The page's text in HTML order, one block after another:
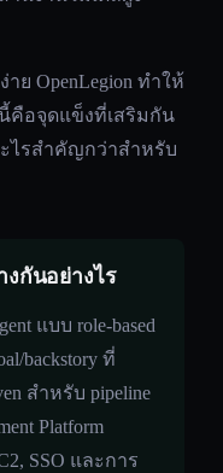
ย OpenLegion ทำให้
คือจุดแข็งที่เสริมกัน
ไรสำคัญกว่าสำหรับ
งกันอย่างไร
แบบ role-based
backstory ที่
สำหรับ pipeline
Platform
SSO และการ